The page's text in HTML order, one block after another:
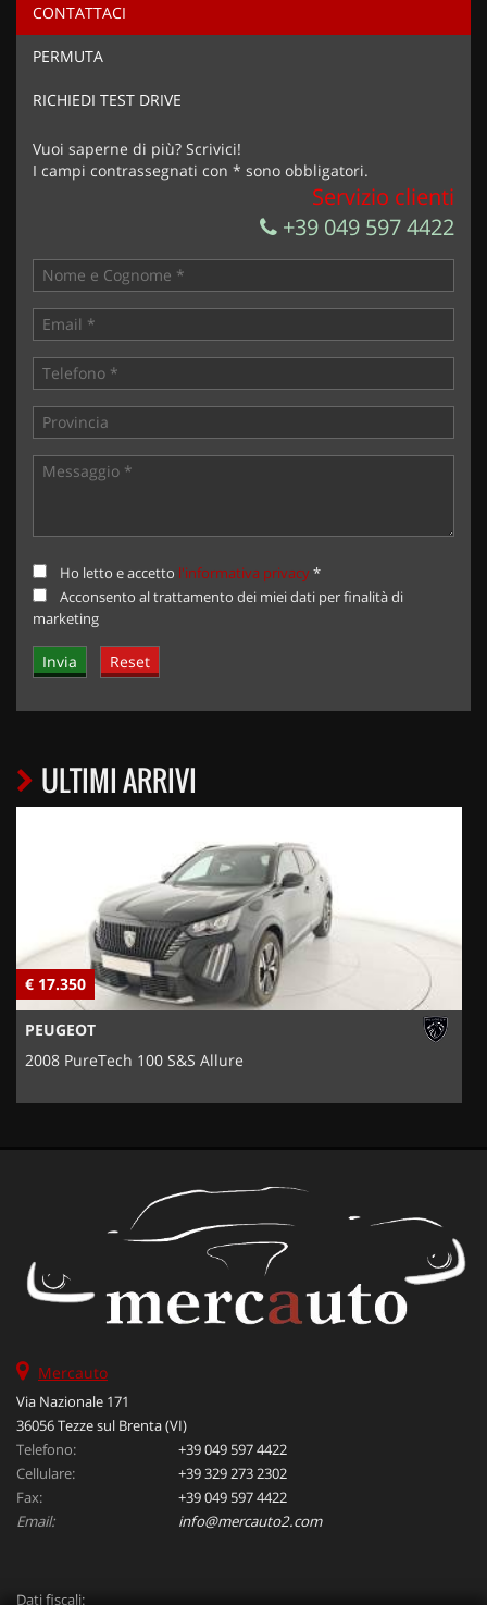
Ho letto e accettol'informativa privacy*
Acconsento al trattamento dei miei dati per finalità di
Invia la tua richiesta
CONTATTACI
PERMUTA
RICHIEDI TEST DRIVE
Vuoi saperne di più? Scrivici!
I campi contrassegnati con * sono obbligatori.
Servizio clienti
+39 049 597 4422
Ho letto e accetto l'informativa privacy*
Acconsento al trattamento dei miei dati per finalità di
marketing
ULTIMI ARRIVI
€ 17.350
PEUGEOT
2008 PureTech 100 S&S Allure
Mercauto
Via Nazionale 171
36056 Tezze sul Brenta (VI)
Telefono:
+39 049 597 4422
Cellulare:
+39 329 273 2302
Fax:
+39 049 597 4422
Email:
info@mercauto2.com
Dati fiscali: